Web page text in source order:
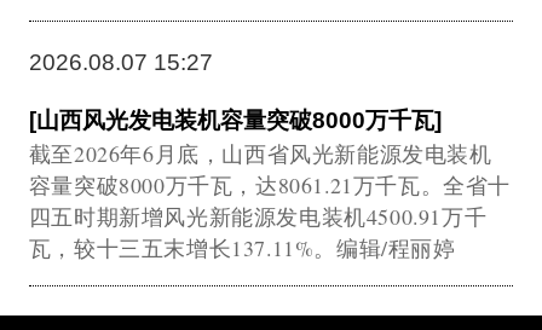
2026.08.07 15:27
[山西风光发电装机容量突破8000万千瓦]
截至2026年6月底，山西省风光新能源发电装机
容量突破8000万千瓦，达8061.21万千瓦。全省十
四五时期新增风光新能源发电装机4500.91万千
瓦，较十三五末增长137.11%。编辑/程丽婷